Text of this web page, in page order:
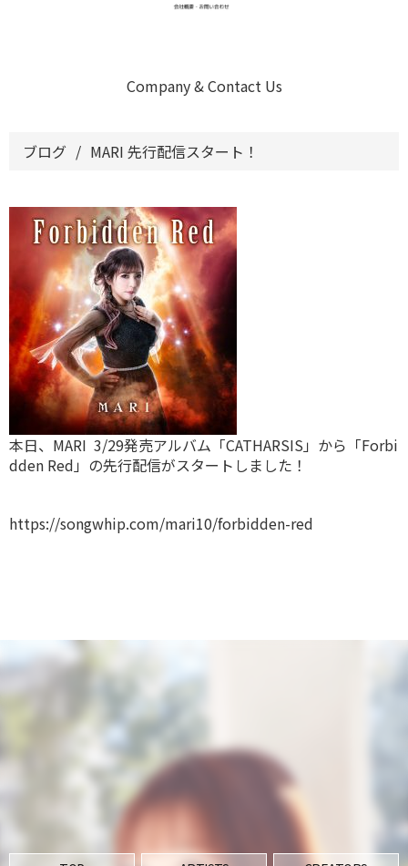
Company & Contact Us
ブログ / MARI 先行配信スタート！
本日、MARI 3/29発売アルバム「CATHARSIS」から「Forbi
dden Red」の先行配信がスタートしました！
https://songwhip.com/mari10/forbidden-red